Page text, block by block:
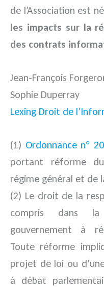
de l’Association est
les impacts sur la
des contrats
Jean-François
Sophie Duperray
Lexing Droit de
(1) Ordonnance n°
portant réforme
régime général et de
(2) Le droit de la
compris dans
gouvernement à
Toute réforme
projet de loi ou
à débat